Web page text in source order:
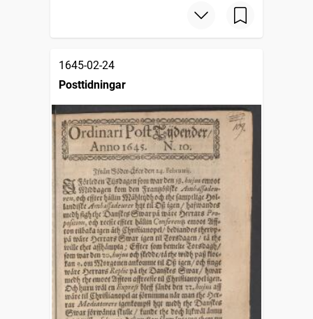
1645-02-24
Posttidningar